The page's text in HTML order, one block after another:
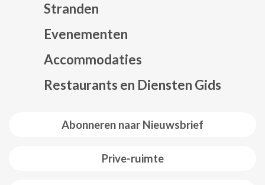
Abonneren naar Nieuwsbrief
Prive-ruimte
Stranden
Evenementen
Accommodaties
Restaurants en Diensten Gids